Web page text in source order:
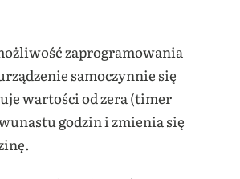
zaprogramowania
samoczynnie się
wartości od zera (timer
godzin i zmienia się